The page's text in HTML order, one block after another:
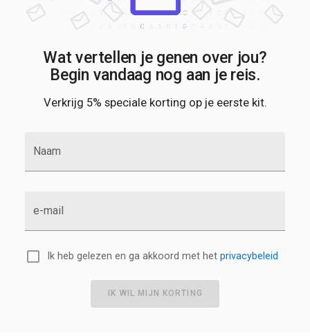
Wat vertellen je genen over jou?
Begin vandaag nog aan je reis.
Verkrijg 5% speciale korting op je eerste kit.
Naam
e-mail
Ik heb gelezen en ga akkoord met het privacybeleid
IK WIL MIJN KORTING